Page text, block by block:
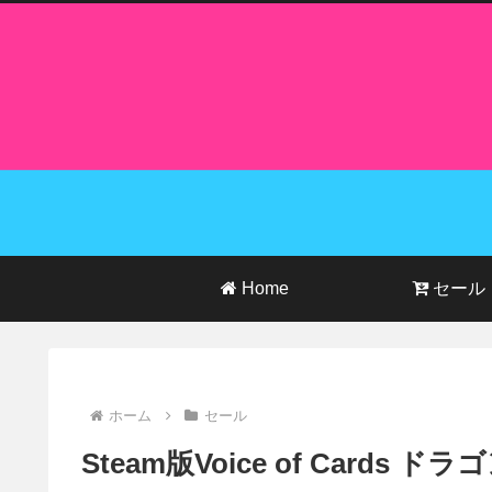
Home セール
ホーム セール
Steam版Voice of Cards ドラ